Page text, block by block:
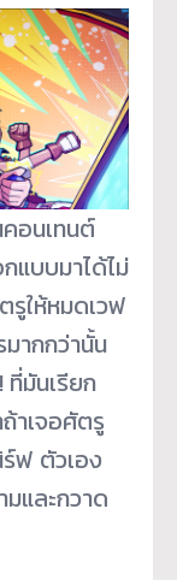
อนเทนต์
แบบมาได้ไม่
รูให้หมดเวฟ
ากกว่านั้น
ที่มันเรียก
าเจอศัตรู
ฟ ตัวเอง
และกวาด